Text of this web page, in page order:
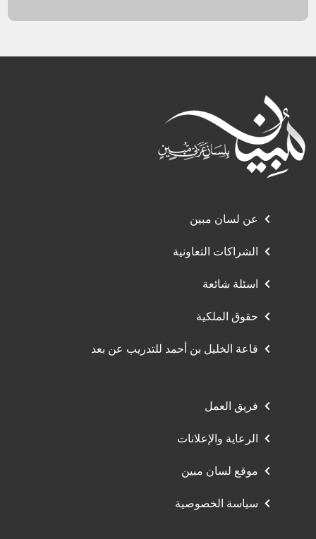
عن لسان مبين
الشراكات التعاونية
اسئلة شائعة
حقوق الملكية
قاعة الخليل بن أحمد للتدريب عن بعد
فريق العمل
الرعاية والإعلانات
موقع لسان مبين
سياسة الخصوصية